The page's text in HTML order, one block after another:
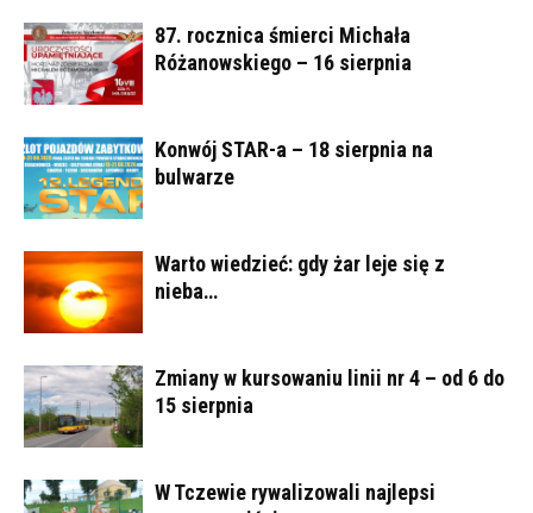
87. rocznica śmierci Michała
Różanowskiego – 16 sierpnia
Konwój STAR-a – 18 sierpnia na
bulwarze
Warto wiedzieć: gdy żar leje się z
nieba…
Zmiany w kursowaniu linii nr 4 – od 6 do
15 sierpnia
W Tczewie rywalizowali najlepsi